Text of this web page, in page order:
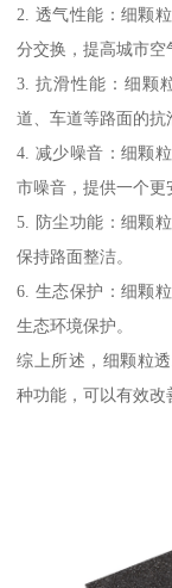
2. 透气性能：细颗
分交换，提高城市空
3. 抗滑性能：细颗
道、车道等路面的抗
4. 减少噪音：细颗
市噪音，提供一个更
5. 防尘功能：细颗
保持路面整洁。
6. 生态保护：细颗
生态环境保护。
综上所述，细颗粒
种功能，可以有效改